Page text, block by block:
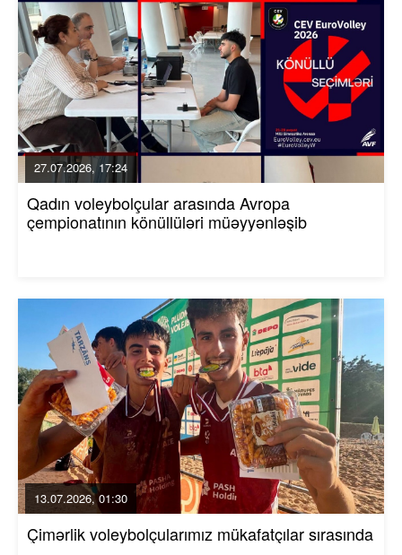
27.07.2026, 17:24
Qadın voleybolçular arasında Avropa
çempionatının könüllüləri müəyyənləşib
13.07.2026, 01:30
Çimərlik voleybolçularımız mükafatçılar sırasında